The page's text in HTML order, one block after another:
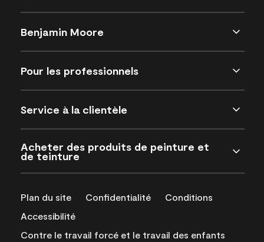
Benjamin Moore
Pour les professionnels
Service à la clientèle
Acheter des produits de peinture et
de teinture
Plan du site Confidentialité
Conditions
Accessibilité
Contre le travail forcé et le travail des enfants